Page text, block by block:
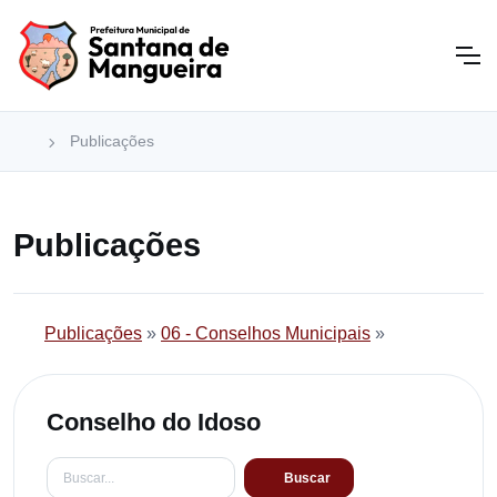
Publicações
Publicações
Publicações » 06 - Conselhos Municipais »
Conselho do Idoso
Buscar